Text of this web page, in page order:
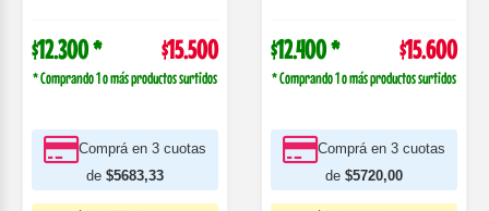
$12.300 * $15.500
* Comprando 1 o más productos surtidos
Comprá en 3 cuotas
de $5683,33
$12.400 * $15.600
* Comprando 1 o más productos surtidos
Comprá en 3 cuotas
de $5720,00